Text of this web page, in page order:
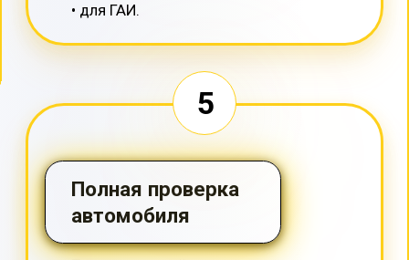
24
Ежемесячный платеж
руб./мес.